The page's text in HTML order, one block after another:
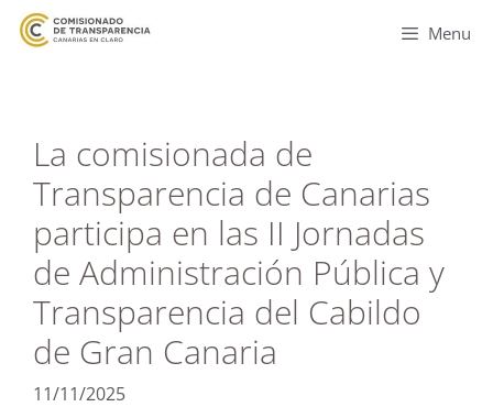
Menu
La comisionada de
Transparencia de Canarias
participa en las II Jornadas
de Administración Pública y
Transparencia del Cabildo
de Gran Canaria
11/11/2025